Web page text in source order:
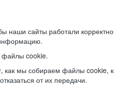
наши сайты работали
файлы cookie.
как мы собираем файлы cookie,
от их передачи.